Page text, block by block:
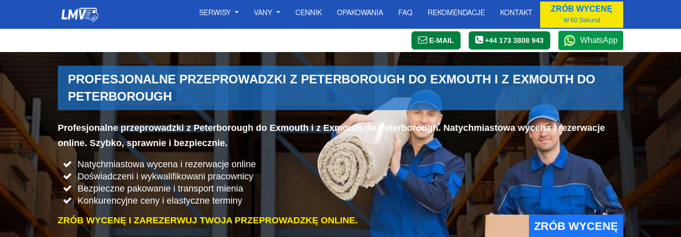
SERWISY VANY CENNIK OPAKOWANIA FAQ REKOMENDACJE KONTAKT ZRÓB WYCENĘ
W 60 Sekund
E-MAIL +44 173 3808 943 WhatsApp
PROFESJONALNE PRZEPROWADZKI Z PETERBOROUGH DO EXMOUTH I Z EXMOUTH DO
PETERBOROUGH
Profesjonalne przeprowadzki z Peterborough do Exmouth i z Exmouth do Peterborough. Natychmiastowa wycena i rezerwacje
online. Szybko, sprawnie i bezpiecznie.
Natychmiastowa wycena i rezerwacje online
Doświadczeni i wykwalifikowani pracownicy
Bezpieczne pakowanie i transport mienia
Konkurencyjne ceny i elastyczne terminy
ZRÓB WYCENĘ I ZAREZERWUJ TWOJA PRZEPROWADZKĘ ONLINE.
ZRÓB WYCENĘ